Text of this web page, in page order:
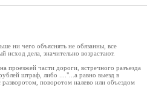
ни чего объяснять не обязанны, все
дела, значительно возрастают.
проезжей части дороги, встречного разъезда
штраф, либо ...."...а равно выезд в
поворотом налево или объездом